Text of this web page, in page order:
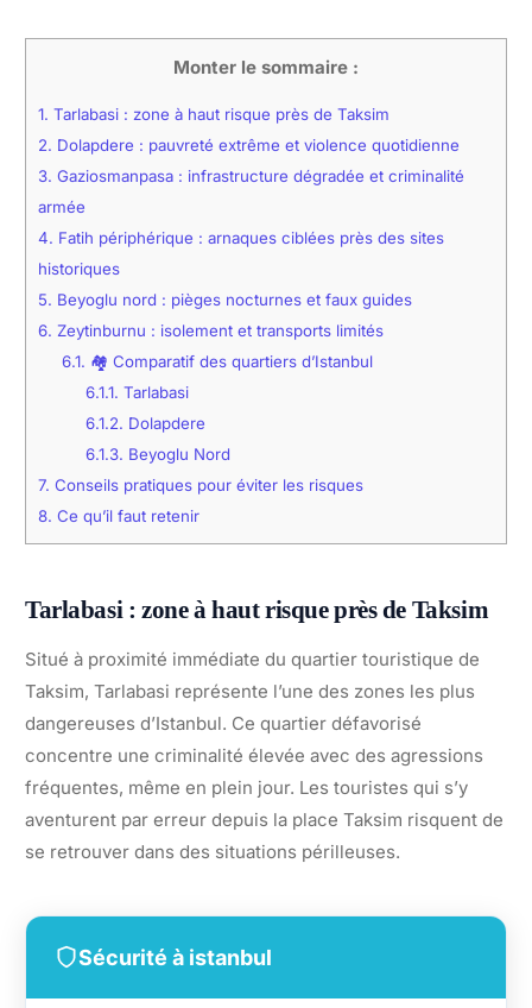
Monter le sommaire :
1. Tarlabasi : zone à haut risque près de Taksim
2. Dolapdere : pauvreté extrême et violence quotidienne
3. Gaziosmanpasa : infrastructure dégradée et criminalité
armée
4. Fatih périphérique : arnaques ciblées près des sites
historiques
5. Beyoglu nord : pièges nocturnes et faux guides
6. Zeytinburnu : isolement et transports limités
6.1. 🏘️ Comparatif des quartiers d’Istanbul
6.1.1. Tarlabasi
6.1.2. Dolapdere
6.1.3. Beyoglu Nord
7. Conseils pratiques pour éviter les risques
8. Ce qu’il faut retenir
Tarlabasi : zone à haut risque près de Taksim
Situé à proximité immédiate du quartier touristique de
Taksim, Tarlabasi représente l’une des zones les plus
dangereuses d’Istanbul. Ce quartier défavorisé
concentre une criminalité élevée avec des agressions
fréquentes, même en plein jour. Les touristes qui s’y
aventurent par erreur depuis la place Taksim risquent de
se retrouver dans des situations périlleuses.
Sécurité à istanbul